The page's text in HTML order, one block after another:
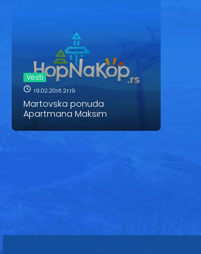
Vesti
19.02.2016 21:19
Martovska ponuda
Apartmana Maksim